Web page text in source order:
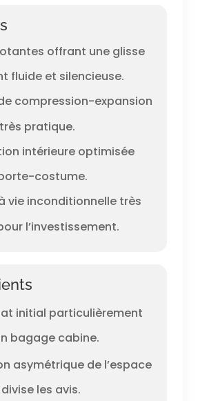
offrant une glisse
fluide et silencieuse.
compression-expansion
pratique.
intérieure optimisée
costume.
vie inconditionnelle très
l’investissement.
initial particulièrement
bagage cabine.
asymétrique de l’espace
les avis.